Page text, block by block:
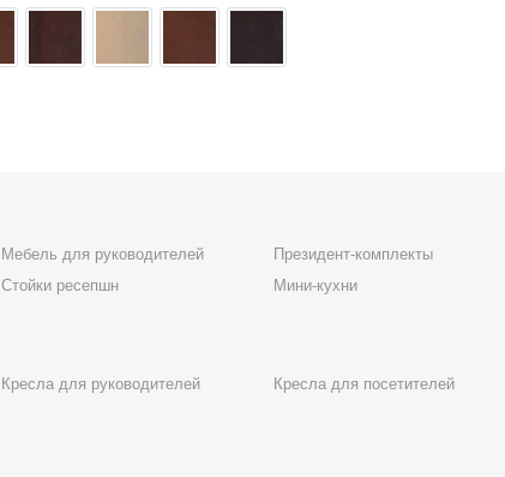
Мебель для руководителей Президент-комплекты
Стойки ресепшн Мини-кухни
Кресла для руководителей Кресла для посетителей